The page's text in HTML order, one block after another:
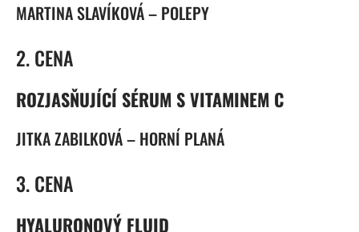
MARTINA SLAVÍKOVÁ – POLEPY
2. CENA
ROZJASŇUJÍCÍ SÉRUM S VITAMINEM C
JITKA ZABILKOVÁ – HORNÍ PLANÁ
3. CENA
HYALURONOVÝ FLUID